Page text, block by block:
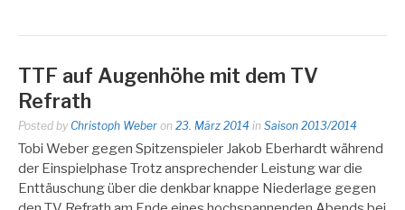
TTF auf Augenhöhe mit dem TV
Refrath
Posted by Christoph Weber on 23. März 2014 in Saison 2013/2014
Tobi Weber gegen Spitzenspieler Jakob Eberhardt während
der Einspielphase Trotz ansprechender Leistung war die
Enttäuschung über die denkbar knappe Niederlage gegen